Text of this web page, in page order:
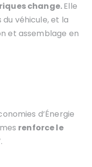
change.Elle
du véhicule, et la
et assemblage en
d’Énergie
renforce le
.